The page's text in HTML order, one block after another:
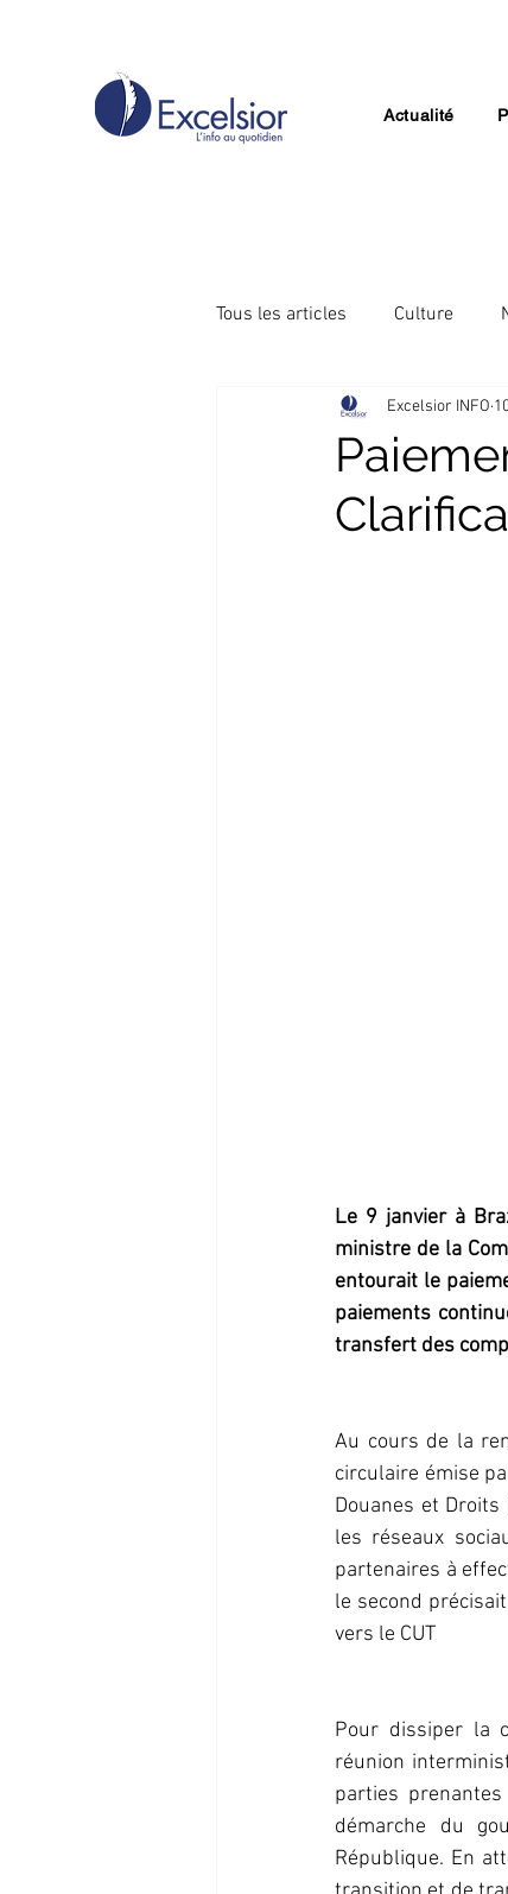
Actualité
Tous les articles Culture
Divertissement Excelsior INFO
Le 9 janvier à
ministre de la
entourait le
paiements
transfert des
Au cours de la
circulaire émise
Douanes et
les réseaux
partenaires à
le second
vers le CUT
Pour dissiper la
réunion
parties
démarche du
République. En